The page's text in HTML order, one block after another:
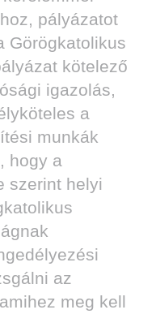
pályázatot
Görögkatolikus
kötelező
igazolás,
a
munkák
hogy a
szerint helyi
az
meg kell